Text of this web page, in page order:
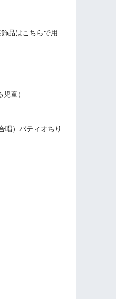
品はこちらで用
童）
唱）パティオちり